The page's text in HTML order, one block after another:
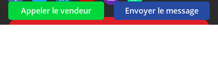
Appeler le vendeur Envoyer le message